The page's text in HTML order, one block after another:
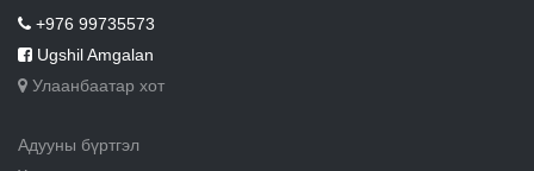
+976 99735573
Ugshil Amgalan
Улаанбаатар хот
Адууны бүртгэл